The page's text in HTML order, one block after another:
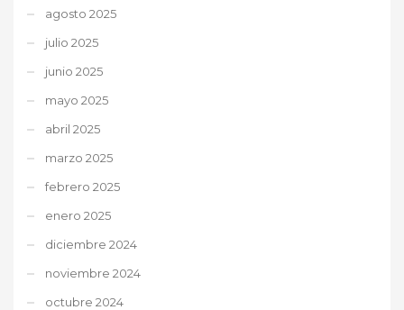
agosto 2025
julio 2025
junio 2025
mayo 2025
abril 2025
marzo 2025
febrero 2025
enero 2025
diciembre 2024
noviembre 2024
octubre 2024